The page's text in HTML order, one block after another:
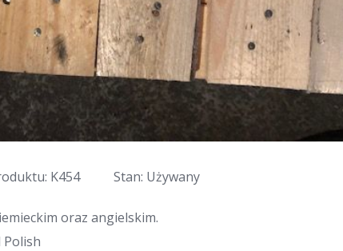
K454 Stan: Używany
oraz angielskim.
Polish